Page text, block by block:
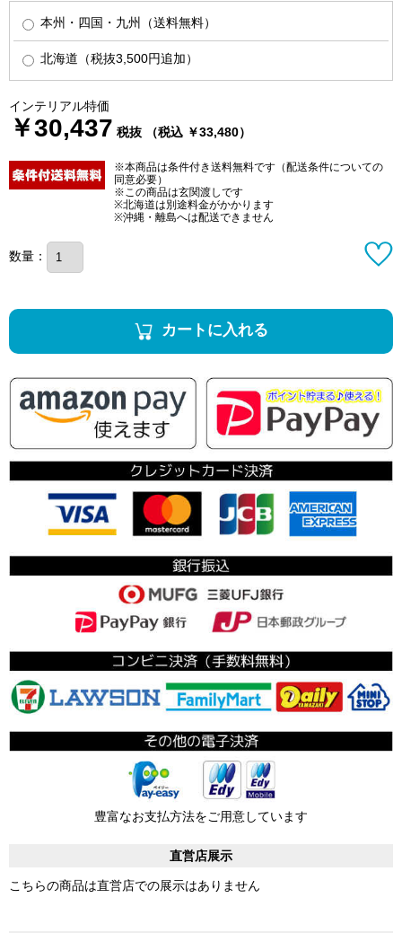
本州・四国・九州（送料無料）
北海道（税抜3,500円追加）
インテリアル特価
￥30,437 税抜 （税込 ￥33,480）
※本商品は条件付き送料無料です（配送条件についての
同意必要）
※この商品は玄関渡しです
※北海道は別途料金がかかります
※沖縄・離島へは配送できません
数量：
カートに入れる
豊富なお支払方法をご用意しています
直営店展示
こちらの商品は直営店での展示はありません